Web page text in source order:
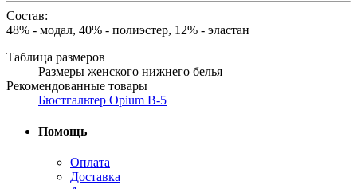
Состав:
48% - модал, 40% - полиэстер, 12% - эластан
Таблица размеров
Размеры женского нижнего белья
Рекомендованные товары
Бюстгальтер Opium B-5
Помощь
Оплата
Доставка